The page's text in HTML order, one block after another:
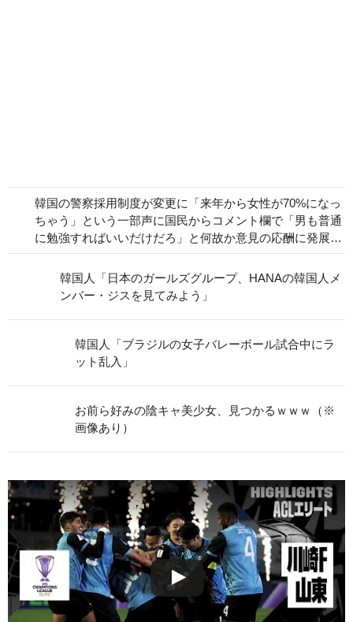
韓国の警察採用制度が変更に「来年から女性が70%になっ
ちゃう」という一部声に国民からコメント欄で「男も普通
に勉強すればいいだけだろ」と何故か意見の応酬に発展…
韓国人「日本のガールズグループ、HANAの韓国人メ
ンバー・ジスを見てみよう」
韓国人「ブラジルの女子バレーボール試合中にラ
ット乱入」
お前ら好みの陰キャ美少女、見つかるｗｗｗ（※
画像あり）